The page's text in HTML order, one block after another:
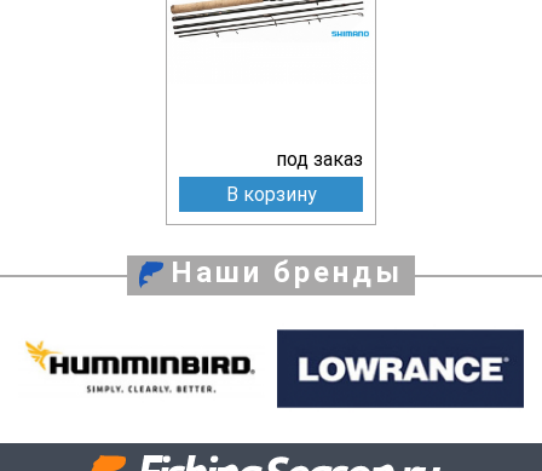
под заказ
В корзину
Наши бренды